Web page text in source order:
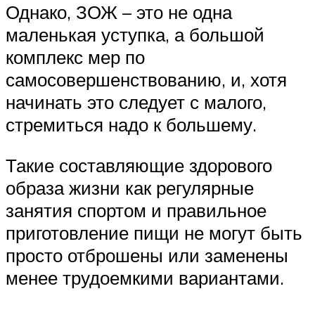
Однако, ЗОЖ – это не одна
маленькая уступка, а большой
комплекс мер по
самосовершенствованию, и, хотя
начинать это следует с малого,
стремиться надо к большему.
Такие составляющие здорового
образа жизни как регулярные
занятия спортом и правильное
приготовление пищи не могут быть
просто отброшены или заменены
менее трудоемкими вариантами.